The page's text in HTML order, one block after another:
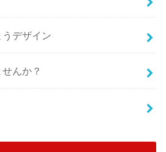
デザイン
んか？